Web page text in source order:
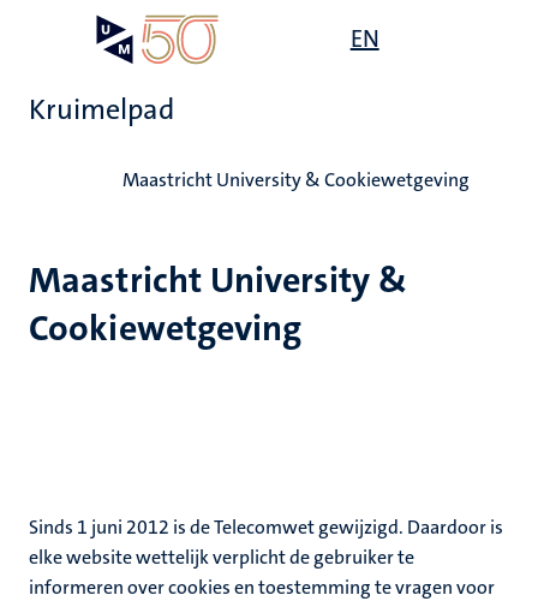
EN
Kruimelpad
Maastricht University & Cookiewetgeving
Maastricht University &
Cookiewetgeving
Sinds 1 juni 2012 is de Telecomwet gewijzigd. Daardoor is
elke website wettelijk verplicht de gebruiker te
informeren over cookies en toestemming te vragen voor